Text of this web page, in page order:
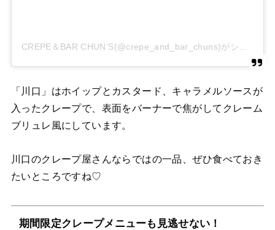
「川口」はホイップとカスタード、キャラメルソースが
入ったクレープで、表面をバーナーで焦がしてクレーム
ブリュレ風にしています。
川口のクレープ屋さんならではの一品、ぜひ食べておき
たいところですね♡
期間限定クレープメニューも見逃せない！